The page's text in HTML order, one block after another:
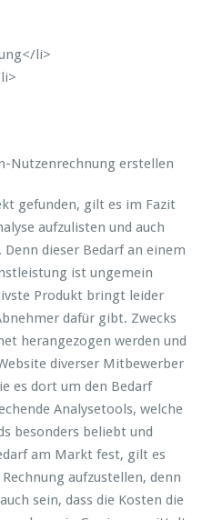
s
p
a
n
s?
li>
Nutzenrechnung erstellen
gefunden, gilt es im Fazit
aufzulisten und auch
dieser Bedarf an einem
ist ungemein
Produkt bringt leider
dafür gibt. Zwecks
herangezogen werden und
diverser Mitbewerber
es dort um den Bedarf
Analysetools, welche
besonders beliebt und
am Markt fest, gilt es
aufzustellen, denn
sein, dass die Kosten die